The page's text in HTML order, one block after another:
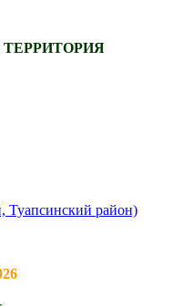
ТЕРРИТОРИЯ
район)